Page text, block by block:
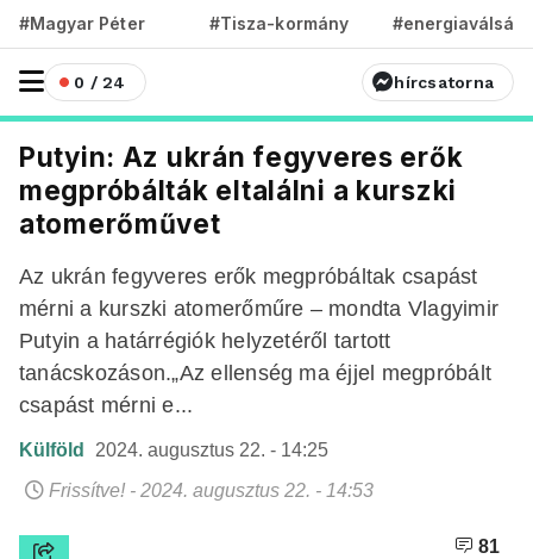
#Magyar Péter #Tisza-kormány #energiaválság
0 / 24 hírcsatorna
Putyin: Az ukrán fegyveres erők
megpróbálták eltalálni a kurszki
atomerőművet
Az ukrán fegyveres erők megpróbáltak csapást
mérni a kurszki atomerőműre – mondta Vlagyimir
Putyin a határrégiók helyzetéről tartott
tanácskozáson.„Az ellenség ma éjjel megpróbált
csapást mérni e...
Külföld
2024. augusztus 22. - 14:25
Frissítve! - 2024. augusztus 22. - 14:53
81